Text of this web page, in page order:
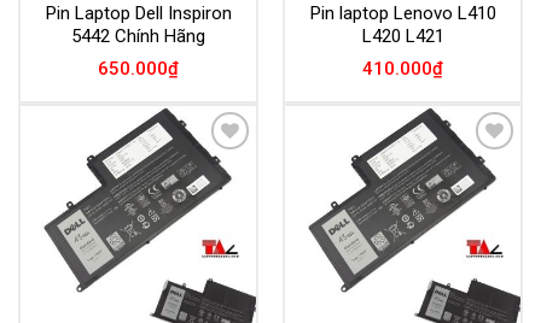
Pin Laptop Dell Inspiron
5442 Chính Hãng
650.000₫
Pin laptop Lenovo L410
L420 L421
410.000₫
Add to
Wishlist
Add to
Wishlist